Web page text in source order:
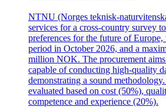
NTNU (Norges teknisk-
services for a cross-country survey
preferences for the future of
period in October 2026, and a
million NOK. The procurement aims
capable of conducting high-quality
demonstrating a sound
evaluated based on cost (50%),
competence and experience (20%).